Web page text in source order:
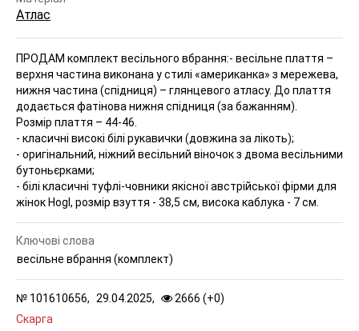
Атлас
ПРОДАМ комплект весільного вбрання:- весільне плаття –
верхня частина виконана у стилі «американка» з мережева,
нижня частина (спідниця) – глянцевого атласу. До плаття
додається фатінова нижня спідниця (за бажанням).
Розмір плаття – 44-46.
- класичні високі білі рукавички (довжина за лікоть);
- оригінальний, ніжний весільний віночок з двома весільними
бутоньєрками;
- білі класичні туфлі-човники якісної австрійської фірми для
жінок Hogl, розмір взуття - 38,5 см, висока каблука - 7 см.
№ 101610656, 29.04.2025, 2666 (+0)
Скарга
Ключові слова
весільне вбрання (комплект)